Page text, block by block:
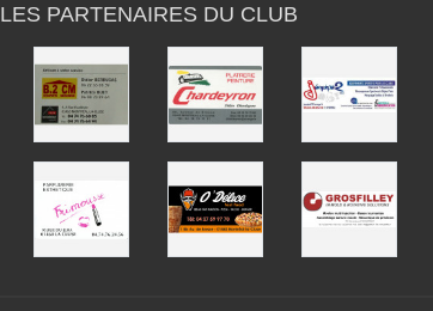
LES PARTENAIRES DU CLUB